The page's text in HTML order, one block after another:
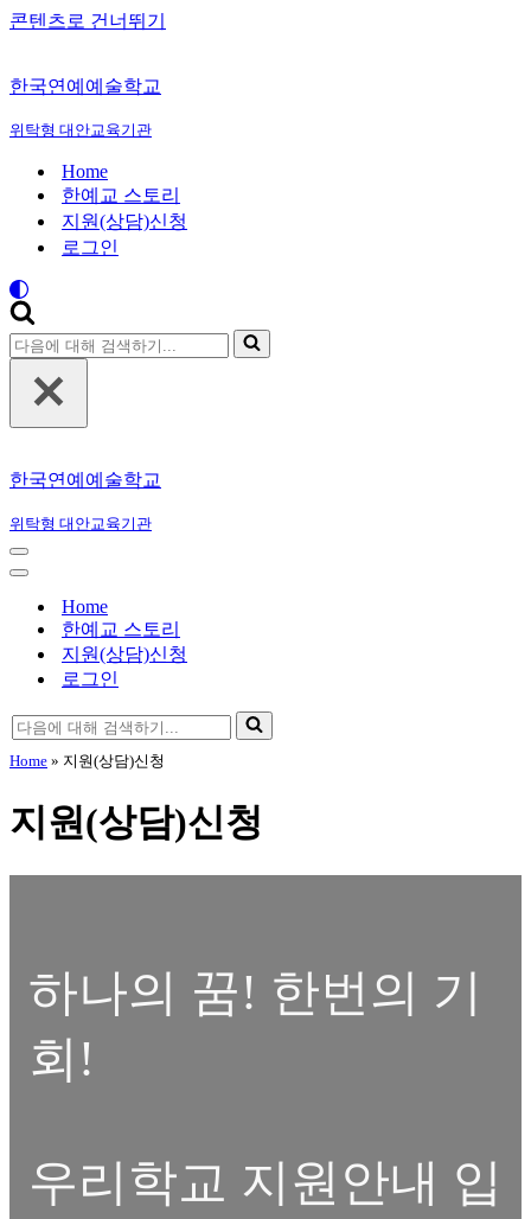
콘텐츠로 건너뛰기
한국연예예술학교
위탁형 대안교육기관
Home
한예교 스토리
지원(상담)신청
로그인
다
음
색
하
한국연예예술학교
위탁형 대안교육기관
내
비
내
Home
한예교 스토리
지원(상담)신청
로그인
다
음
에
해
색
Home » 지원(상담)신청
지원(상담)신청
하나의 꿈! 한번의 기
회!
우리학교 지원안내 입